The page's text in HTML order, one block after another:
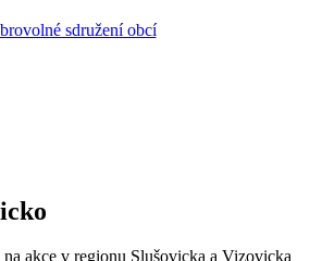
na akce v regionu Slušovicka a Vizovicka